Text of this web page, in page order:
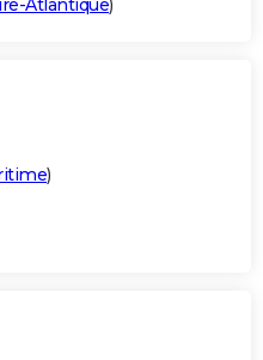
Atlantique)
)